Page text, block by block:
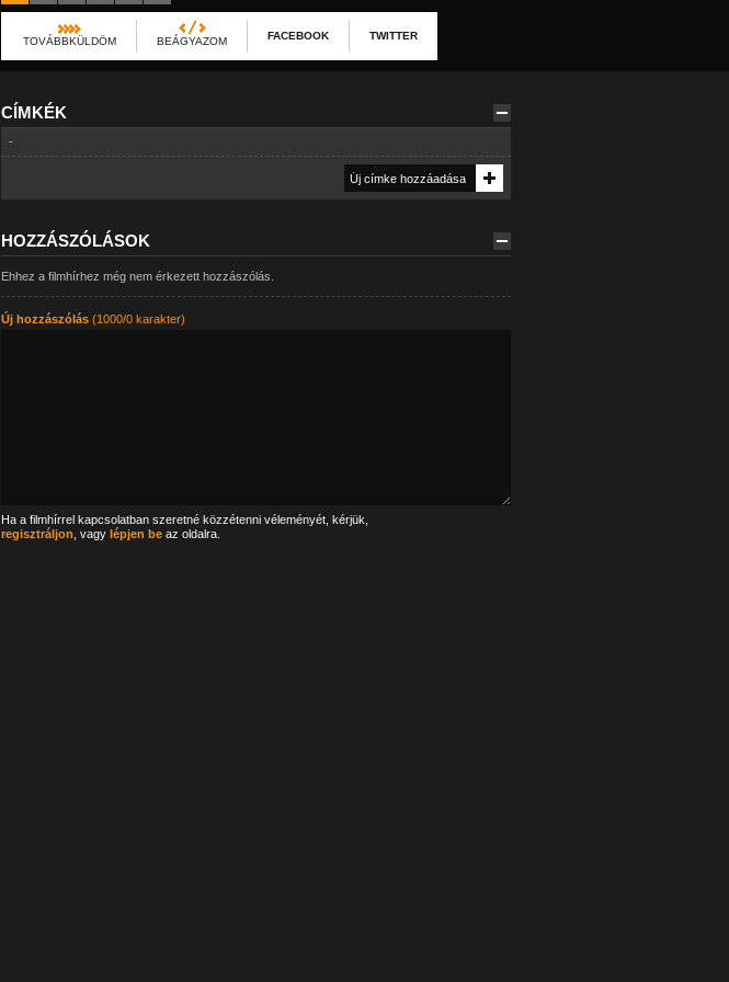
TOVÁBBKÜLDÖM BEÁGYAZOM FACEBOOK TWITTER
CÍMKÉK
-
HOZZÁSZÓLÁSOK
Ehhez a filmhírhez még nem érkezett hozzászólás.
Új hozzászólás(1000/0 karakter)
Ha a filmhírrel kapcsolatban szeretné közzétenni véleményét, kérjük,
regisztráljon , vagy lépjen beaz oldalra.